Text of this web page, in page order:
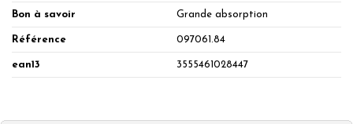
Bon à savoir Grande absorption
Référence 097061.84
ean13 3555461028447